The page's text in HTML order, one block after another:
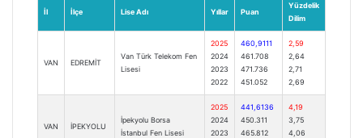
İl İlçe Lise Adı Yıllar Puan
Yüzdelik
Dilim
VAN EDREMİT
Van Türk Telekom Fen
Lisesi
2025
2024
2023
2022
460,9111
461.708
471.736
451.052
2,59
2,64
2,71
2,69
VAN İPEKYOLU
İpekyolu Borsa
İstanbul Fen Lisesi
2025
2024
2023
441,6136
450.311
465.812
4,19
3,75
4,06